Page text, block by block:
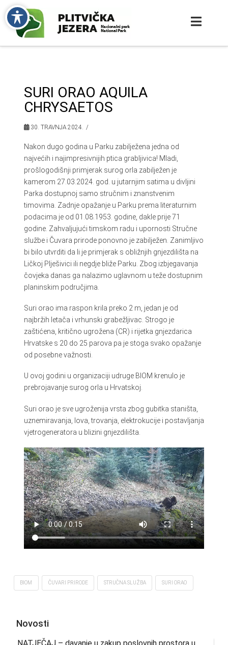
SURI ORAO AQUILA
CHRYSAETOS
30. TRAVNJA 2024.
Nakon dugo godina u Parku zabilježena jedna od
najvećih i najimpresivnijih ptica grabljivica! Mladi,
prošlogodišnji primjerak surog orla zabilježen je
kamerom 27.03.2024. god. u jutarnjim satima u divljini
Parka dostupnoj samo stručnim i znanstvenim
timovima. Zadnje opažanje u Parku prema literaturnim
podacima je od 01.08.1953. godine, dakle prije 71
godine. Zahvaljujući timskom radu i upornosti Stručne
službe i Čuvara prirode ponovno je zabilježen. Zanimljivo
bi bilo utvrditi da li je primjerak s obližnjih gnjezdilišta na
Ličkoj Plješivici ili negdje bliže Parku. Zbog izbjegavanja
čovjeka danas ga nalazimo uglavnom u teže dostupnim
planinskim područjima.
Suri orao ima raspon krila preko 2 m, jedan je od
najbržih letača i vrhunski grabežljivac. Strogo je
zaštićena, kritično ugrožena (CR) i rijetka gnjezdarica
Hrvatske s 20 do 25 parova pa je stoga svako opažanje
od posebne važnosti.
U ovoj godini u organizaciji udruge BIOM krenulo je
prebrojavanje surog orla u Hrvatskoj.
Suri orao je sve ugroženija vrsta zbog gubitka staništa,
uznemiravanja, lova, trovanja, elektrokucije i postavljanja
vjetrogeneratora u blizini gnjezdilišta.
BIOM ČUVARI PRIRODE STRUČNA SLUŽBA SURI ORAO
Novosti